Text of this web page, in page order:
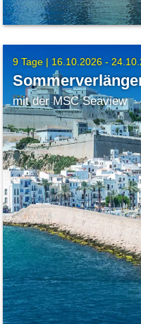
9 Tage | 16.10.2026 -
mit der MSC Seaview